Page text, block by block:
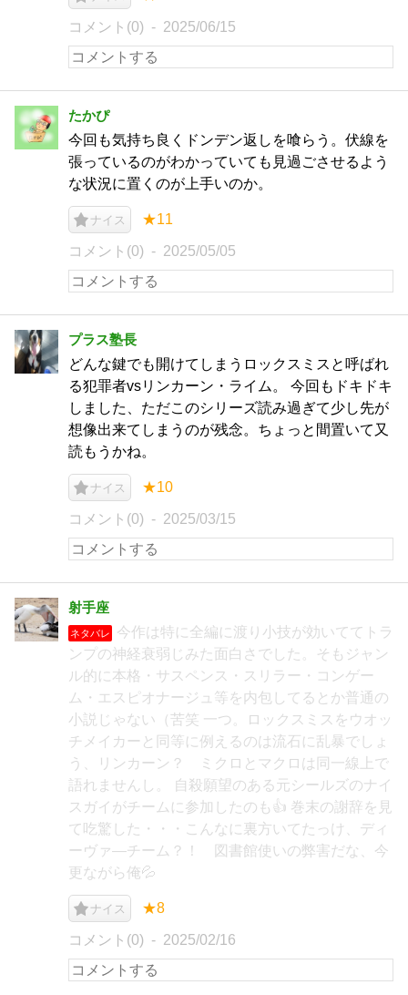
コメント(0) 2025/06/15
たかぴ
今回も気持ち良くドンデン返しを喰らう。伏線を
張っているのがわかっていても見過ごさせるよう
な状況に置くのが上手いのか。
ナイス ★11
コメント(0) 2025/05/05
プラス塾長
どんな鍵でも開けてしまうロックスミスと呼ばれ
る犯罪者vsリンカーン・ライム。 今回もドキドキ
しました、ただこのシリーズ読み過ぎて少し先が
想像出来てしまうのが残念。ちょっと間置いて又
読もうかね。
ナイス ★10
コメント(0) 2025/03/15
射手座
ネタバレ
今作は特に全編に渡り小技が効いててトラ
ンプの神経衰弱じみた面白さでした。そもジャン
ル的に本格・サスペンス・スリラー・コンゲー
ム・エスピオナージュ等を内包してるとか普通の
小説じゃない（苦笑 一つ。ロックスミスをウオッ
チメイカーと同等に例えるのは流石に乱暴でしょ
う、リンカーン？ ミクロとマクロは同一線上で
語れませんし。 自殺願望のある元シールズのナイ
スガイがチームに参加したのも👍 巻末の謝辞を見
て吃驚した・・・こんなに裏方いてたっけ、ディ
ーヴァ―チーム？！ 図書館使いの弊害だな、今
更ながら俺💦
ナイス ★8
コメント(0) 2025/02/16